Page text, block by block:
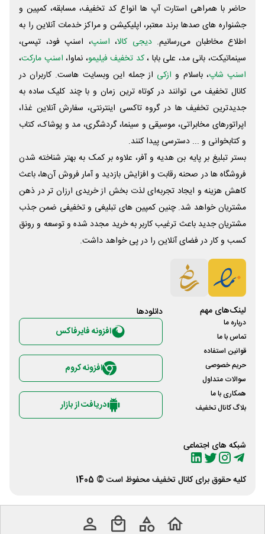
حاضر با همراهی استارت آپ ها انواع کد تخفیف، مسابقه، کمپین و
جشنواره های صدها برند معتبر، اپلیکیشن و مراکز خدمات آنلاین را به
اطلاع مخاطبان می‌رسانیم. دیجی کالا، اسنپ، اسنپ فود، تپسی،
سینماتیکت، بانی مد، علی‌ بابا ،کد تخفیف فیلیمو، نماوا، اسنپ مارکت،
اسنپ شاپ، باسلام و ازکی از جمله این وبسایت ‌هاست. کاربران در
کانال تخفیف می توانند در کوتاه ترین زمان و با چند کلیک ساده به
جدیدترین تخفیف ها در گروه تاکسی اینترنتی، سفارش آنلاین غذا،
اپراتورهای مخابراتی، موسیقی و سینما، گردشگری، مد و پوشاک، کتاب
و کتابخوانی و ... دسترسی پیدا کنند.
بستر تبلیغ بر پایه بن هدیه و آفر، علاوه بر کمک به بهتر شناخته شدن
فروشگاه ها در صحنه رقابت و افزایش بازدید و آمار فروش آن‌ها، باعث
کاهش هزینه و ایجاد تجربه‌ای لذت بخش از خریدی ارزان تر در ذهن
مشتریان خواهد شد. چنین کمپین های تبلیغی و تخفیفی ضمن جذب
مشتریان جدید باعث ترغیب کاربر به خرید مجدد شده و توسعه و رونق
کسب و کار در فضای آنلاین را در پی خواهد داشت.
لینک‌های مهم
درباره ما
تماس با ما
قوانین استفاده
حریم خصوصی
سوالات متداول
همکاری با ما
بلاگ کانال تخفیف
شبکه های اجتماعی
دانلود‌ها
افزونه فایرفاکس
افزونه کروم
دریافت از بازار
کلیه حقوق برای کانال تخفیفمحفوظ است © 1405